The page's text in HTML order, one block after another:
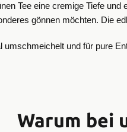
Tee eine cremige Tiefe
gönnen möchten. Die
und für pure
Warum bei